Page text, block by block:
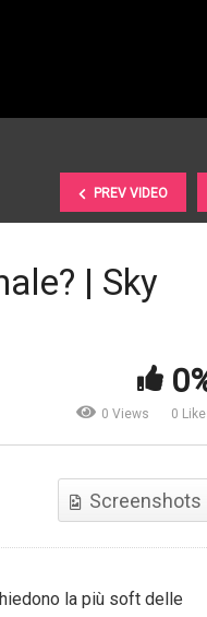
PREV VIDEO
“nature-friendly” |
| Sky
0 Views 0
Screenshots
la più soft delle